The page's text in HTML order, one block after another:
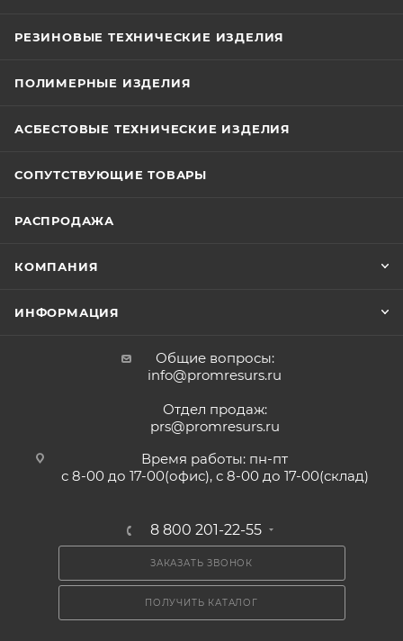
РЕЗИНОВЫЕ ТЕХНИЧЕСКИЕ ИЗДЕЛИЯ
ПОЛИМЕРНЫЕ ИЗДЕЛИЯ
АСБЕСТОВЫЕ ТЕХНИЧЕСКИЕ ИЗДЕЛИЯ
СОПУТСТВУЮЩИЕ ТОВАРЫ
РАСПРОДАЖА
КОМПАНИЯ
ИНФОРМАЦИЯ
Общие вопросы:
info@promresurs.ru
Отдел продаж:
prs@promresurs.ru
Время работы: пн-пт
с 8-00 до 17-00(офис), с 8-00 до 17-00(склад)
8 800 201-22-55
ЗАКАЗАТЬ ЗВОНОК
ПОЛУЧИТЬ КАТАЛОГ